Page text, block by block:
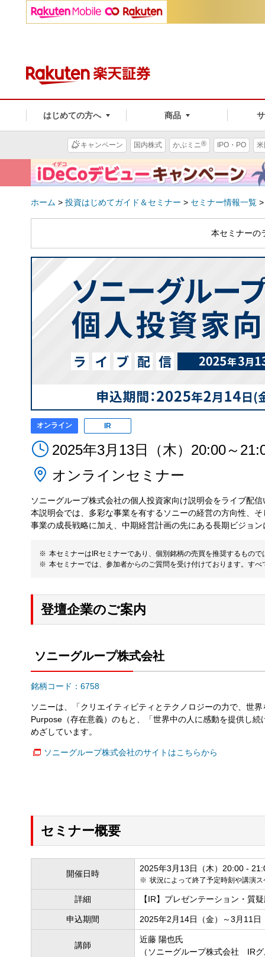
はじめての方へ 商品
キャンペーン 国内株式 かぶミニ® IPO・PO
ホーム > 投資はじめてガイド＆セミナー > セミナー情報一覧
本セミナーの
オンライン IR
2025年3月13日（木）20:00～
オンラインセミナー
ソニーグループ株式会社の個人投資家向け説明会をライブ配
本説明会では、多彩な事業を有するソニーの経営の方向性、
事業の成長戦略に加え、中期経営計画の先にある長期ビジョ
本セミナーはIRセミナーであり、個別銘柄の売買を推奨するもの
本セミナーでは、参加者からのご質問を受け付けております。す
登壇企業のご案内
ソニーグループ株式会社
銘柄コード：6758
ソニーは、「クリエイティビティとテクノロジーの力で、世
Purpose（存在意義）のもと、「世界中の人に感動を提供し
めざしています。
ソニーグループ株式会社のサイトはこちらから
セミナー概要
開催日時
2025年3月13日（木）20:00 -
状況によって終了予定時刻や講演
詳細 【IR】プレゼンテーション・質
申込期間 2025年2月14日（金）～3月11日
講師
近藤 陽也氏
（ソニーグループ株式会社 IR